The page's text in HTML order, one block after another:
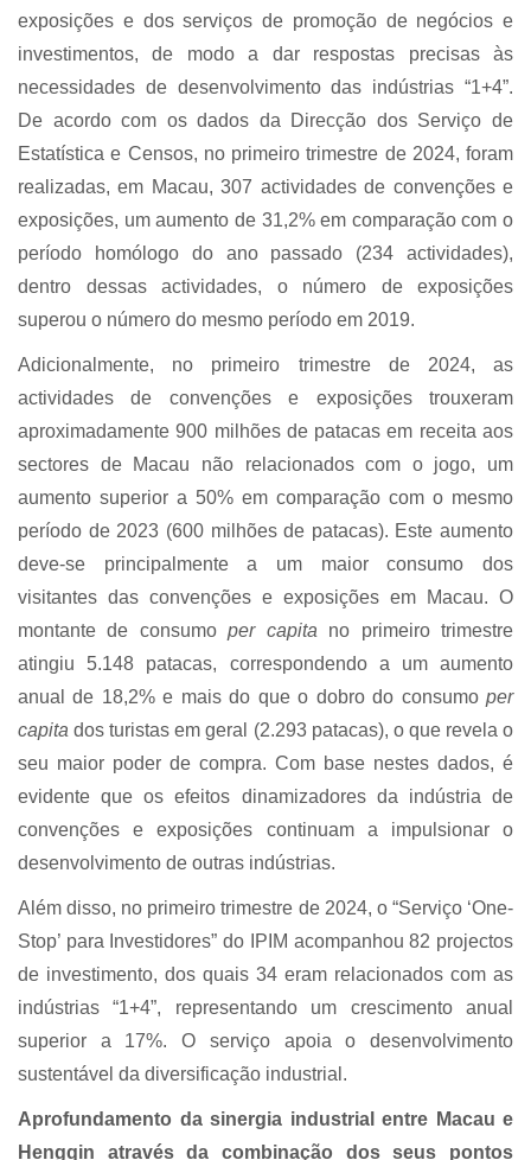
exposições e dos serviços de promoção de negócios e
investimentos, de modo a dar respostas precisas às
necessidades de desenvolvimento das indústrias “1+4”.
De acordo com os dados da Direcção dos Serviço de
Estatística e Censos, no primeiro trimestre de 2024, foram
realizadas, em Macau, 307 actividades de convenções e
exposições, um aumento de 31,2% em comparação com o
período homólogo do ano passado (234 actividades),
dentro dessas actividades, o número de exposições
superou o número do mesmo período em 2019.
Adicionalmente, no primeiro trimestre de 2024, as
actividades de convenções e exposições trouxeram
aproximadamente 900 milhões de patacas em receita aos
sectores de Macau não relacionados com o jogo, um
aumento superior a 50% em comparação com o mesmo
período de 2023 (600 milhões de patacas). Este aumento
deve-se principalmente a um maior consumo dos
visitantes das convenções e exposições em Macau. O
montante de consumoper capita no primeiro trimestre
atingiu 5.148 patacas, correspondendo a um aumento
anual de 18,2% e mais do que o dobro do consumo per
capita dos turistas em geral (2.293 patacas), o que revela o
seu maior poder de compra. Com base nestes dados, é
evidente que os efeitos dinamizadores da indústria de
convenções e exposições continuam a impulsionar o
desenvolvimento de outras indústrias.
Além disso, no primeiro trimestre de 2024, o “Serviço ‘One-
Stop’ para Investidores” do IPIM acompanhou 82 projectos
de investimento, dos quais 34 eram relacionados com as
indústrias “1+4”, representando um crescimento anual
superior a 17%. O serviço apoia o desenvolvimento
sustentável da diversificação industrial.
Aprofundamento da sinergia industrial entre Macau e
Hengqin através da combinação dos seus pontos